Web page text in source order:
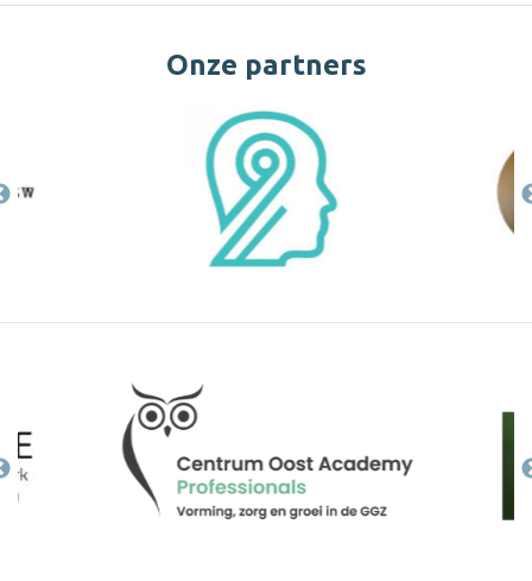
Onze partners